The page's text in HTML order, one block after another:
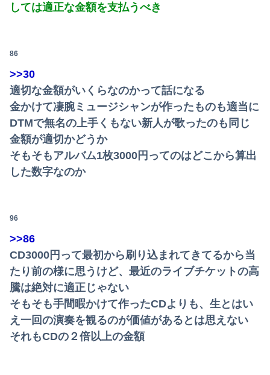
しては適正な金額を支払うべき
86
>>30
適切な金額がいくらなのかって話になる
金かけて凄腕ミュージシャンが作ったものも適当に
DTMで無名の上手くもない新人が歌ったのも同じ
金額が適切かどうか
そもそもアルバム1枚3000円ってのはどこから算出
した数字なのか
96
>>86
CD3000円って最初から刷り込まれてきてるから当
たり前の様に思うけど、最近のライブチケットの高
騰は絶対に適正じゃない
そもそも手間暇かけて作ったCDよりも、生とはい
え一回の演奏を観るのが価値があるとは思えない
それもCDの２倍以上の金額